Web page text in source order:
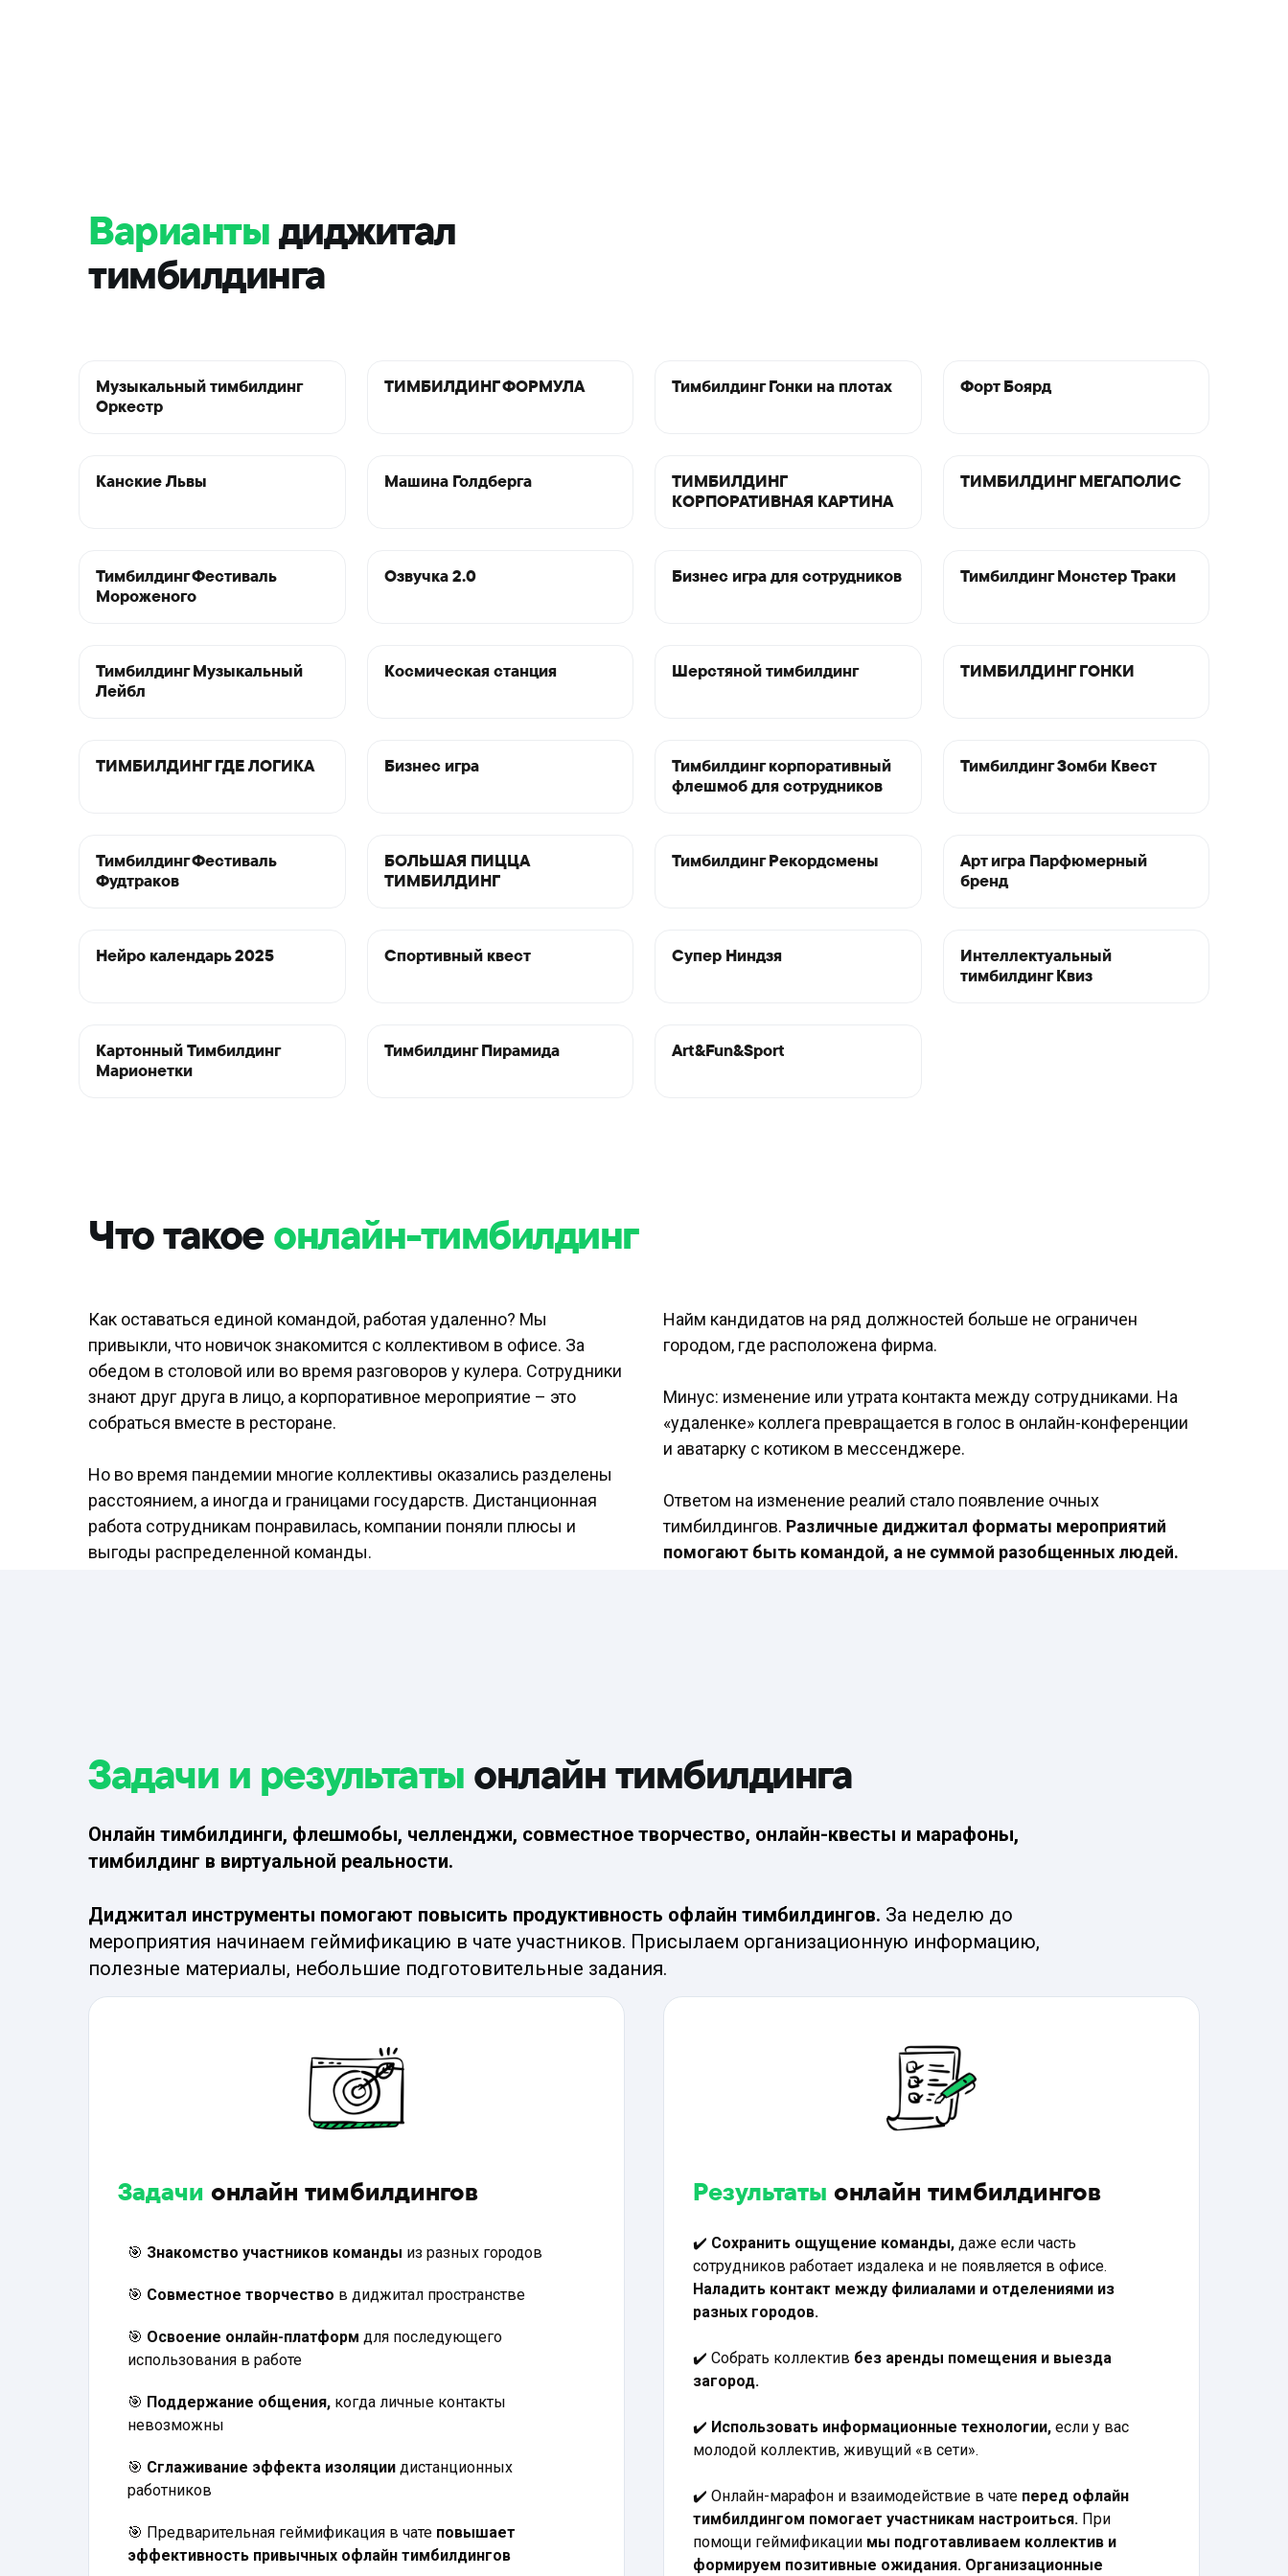
Вариантыдиджитал
тимбилдинга
Музыкальный тимбилдинг
Оркестр
ТИМБИЛДИНГ ФОРМУЛА Тимбилдинг Гонки на плотах Форт Боярд
Канские Львы Машина Голдберга
ТИМБИЛДИНГ
КОРПОРАТИВНАЯ КАРТИНА
ТИМБИЛДИНГ МЕГАПОЛИС
Тимбилдинг Фестиваль
Мороженого
Озвучка 2.0 Бизнес игра для сотрудников Тимбилдинг Монстер Траки
Тимбилдинг Музыкальный
Лейбл
Космическая станция Шерстяной тимбилдинг ТИМБИЛДИНГ ГОНКИ
ТИМБИЛДИНГ ГДЕ ЛОГИКА Бизнес игра
Тимбилдинг корпоративный
флешмоб для сотрудников
Тимбилдинг Зомби Квест
Тимбилдинг Фестиваль
Фудтраков
БОЛЬШАЯ ПИЦЦА
ТИМБИЛДИНГ
Тимбилдинг Рекордсмены
Арт игра Парфюмерный
бренд
Нейро календарь 2025 Спортивный квест Супер Ниндзя
Интеллектуальный
тимбилдинг Квиз
Картонный Тимбилдинг
Марионетки
Тимбилдинг Пирамида Art&Fun&Sport
Что такоеонлайн-тимбилдинг
Как оставаться единой командой, работая удаленно? Мы
привыкли, что новичок знакомится с коллективом в офисе. За
обедом в столовой или во время разговоров у кулера. Сотрудники
знают друг друга в лицо, а корпоративное мероприятие – это
собраться вместе в ресторане.
Но во время пандемии многие коллективы оказались разделены
расстоянием, а иногда и границами государств. Дистанционная
работа сотрудникам понравилась, компании поняли плюсы и
выгоды распределенной команды.
Найм кандидатов на ряд должностей больше не ограничен
городом, где расположена фирма.
Минус: изменение или утрата контакта между сотрудниками. На
«удаленке» коллега превращается в голос в онлайн-конференции
и аватарку с котиком в мессенджере.
Ответом на изменение реалий стало появление очных
тимбилдингов. Различные диджитал форматы мероприятий
помогают быть командой, а не суммой разобщенных людей.
Онлайн тимбилдинги, флешмобы, челленджи, совместное творчество, онлайн-квесты и марафоны,
тимбилдинг в виртуальной реальности.
Диджитал инструменты помогают повысить продуктивность офлайн тимбилдингов. За неделю до
мероприятия начинаем геймификацию в чате участников. Присылаем организационную информацию,
полезные материалы, небольшие подготовительные задания.
Задачи и результаты онлайн тимбилдинга
Задачи онлайн тимбилдингов
🎯 Знакомство участников команды из разных городов
🎯 Совместное творчество в диджитал пространстве
🎯 Освоение онлайн-платформ для последующего
использования в работе
🎯 Поддержание общения, когда личные контакты
невозможны
🎯 Сглаживание эффекта изоляции дистанционных
работников
🎯 Предварительная геймификация в чате повышает
эффективность привычных офлайн тимбилдингов
Результаты онлайн тимбилдингов
✔️ Сохранить ощущение команды, даже если часть
сотрудников работает издалека и не появляется в офисе.
Наладить контакт между филиалами и отделениями из
разных городов.
✔️ Собрать коллектив без аренды помещения и выезда
загород.
✔️ Использовать информационные технологии, если у вас
молодой коллектив, живущий «в сети».
✔️ Онлайн-марафон и взаимодействие в чате перед офлайн
тимбилдингом помогает участникам настроиться. При
помощи геймификации мы подготавливаем коллектив и
формируем позитивные ожидания. Организационные